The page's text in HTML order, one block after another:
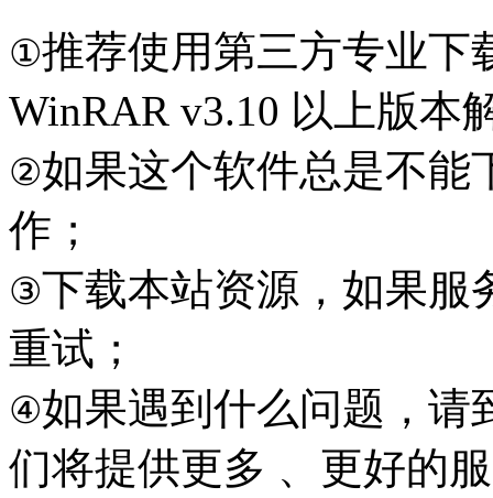
①推荐使用第三方专业下
WinRAR v3.10 以上版本
②如果这个软件总是不能
作；
③下载本站资源，如果服
重试；
④如果遇到什么问题，请
们将提供更多 、更好的